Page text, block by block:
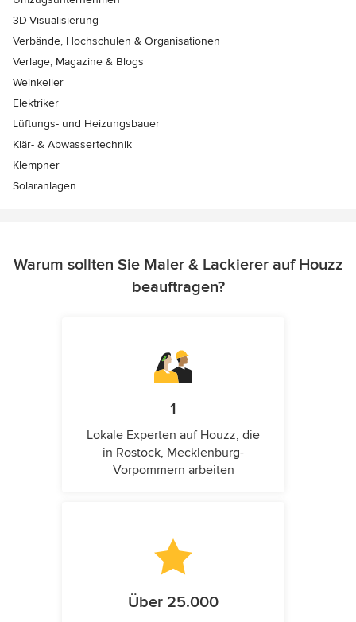
3D-Visualisierung
Verbände, Hochschulen & Organisationen
Verlage, Magazine & Blogs
Weinkeller
Elektriker
Lüftungs- und Heizungsbauer
Klär- & Abwassertechnik
Klempner
Solaranlagen
Warum sollten Sie Maler & Lackierer auf Houzz
beauftragen?
1
Lokale Experten auf Houzz, die
in Rostock, Mecklenburg-
Vorpommern arbeiten
Über 25.000